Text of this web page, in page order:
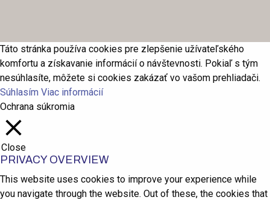
Táto stránka používa cookies pre zlepšenie užívateľského
komfortu a získavanie informácií o návštevnosti. Pokiaľ s tým
nesúhlasíte, môžete si cookies zakázať vo vašom prehliadači.
Súhlasím Viac informácií
Ochrana súkromia
Close
PRIVACY OVERVIEW
This website uses cookies to improve your experience while
you navigate through the website. Out of these, the cookies that